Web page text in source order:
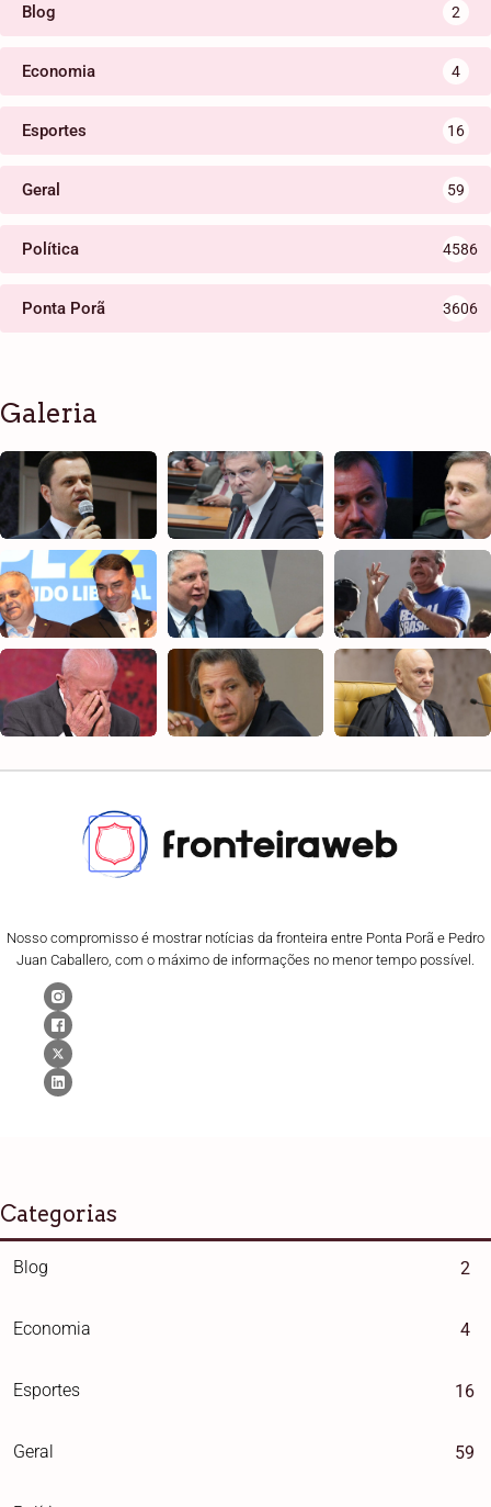
Blog 2
Economia 4
Esportes 16
Geral 59
Política 4586
Ponta Porã 3606
Galeria
Nosso compromisso é mostrar notícias da fronteira entre Ponta Porã e Pedro
Juan Caballero, com o máximo de informações no menor tempo possível.
Categorias
Blog 2
Economia 4
Esportes 16
Geral 59